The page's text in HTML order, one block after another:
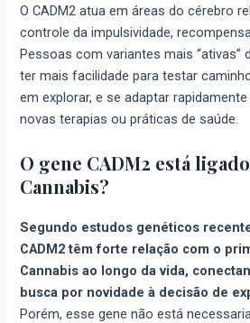
O CADM2 atua em áreas do cérebro
controle da impulsividade,
Pessoas com variantes mais “ativas”
ter mais facilidade para testar
em explorar, e se adaptar
novas terapias ou práticas de saúde.
O gene CADM2 está
Cannabis?
Segundo estudos genéticos
CADM2 têm forte relação com o
Cannabis ao longo da vida,
busca por novidade à decisão de
Porém, esse gene não está